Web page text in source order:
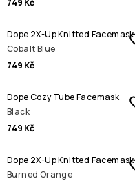
749 Kč
Dope 2X-Up Knitted Facemask
Cobalt Blue
749 Kč
Dope Cozy Tube Facemask
Black
749 Kč
Dope 2X-Up Knitted Facemask
Burned Orange